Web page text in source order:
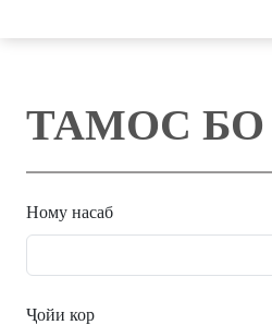
ТАМОС
Ному насаб
Ҷойи кор